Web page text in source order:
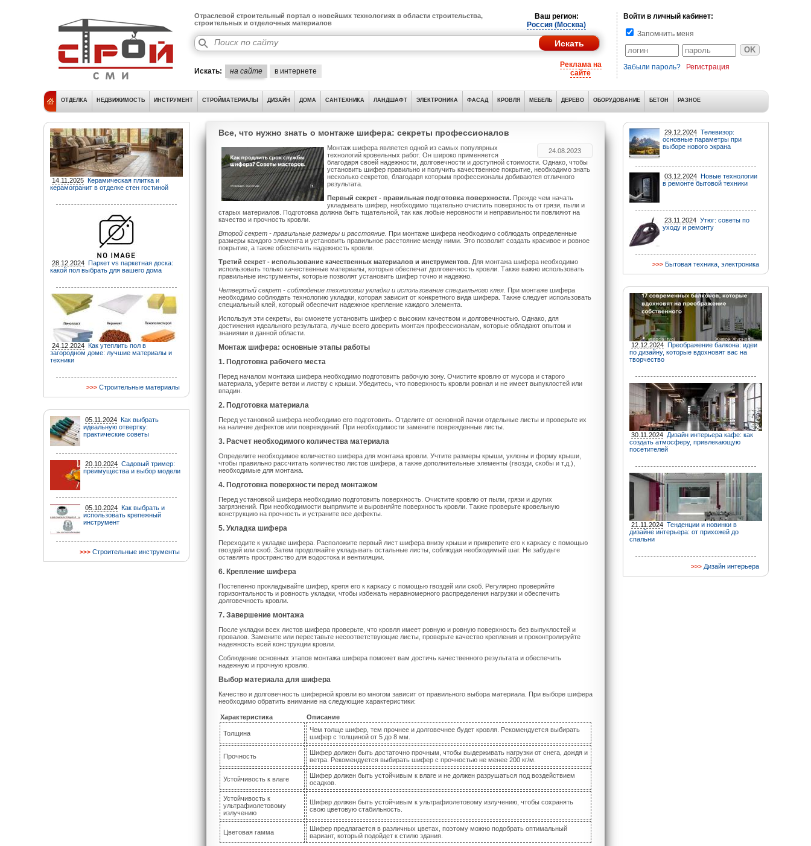
Отраслевой строительный портал о новейших технологиях в области строительства,
строительных и отделочных материалов
Ваш регион:
Россия (Москва)
Искать: на сайте в интернете
Реклама на
сайте
Войти в личный кабинет:
Запомнить меня
Забыли пароль? Регистрация
ОТДЕЛКА НЕДВИЖИМОСТЬ ИНСТРУМЕНТ СТРОЙМАТЕРИАЛЫ ДИЗАЙН ДОМА САНТЕХНИКА ЛАНДШАФТ ЭЛЕКТРОНИКА ФАСАД КРОВЛЯ МЕБЕЛЬ ДЕРЕВО ОБОРУДОВАНИЕ БЕТОН РАЗНОЕ
14.11.2025 Керамическая плитка и
керамогранит в отделке стен гостиной
28.12.2024 Паркет vs паркетная доска:
какой пол выбрать для вашего дома
24.12.2024 Как утеплить пол в
загородном доме: лучшие материалы и
техники
Строительные материалы
05.11.2024 Как выбрать
идеальную отвертку:
практические советы
20.10.2024 Садовый тример:
преимущества и выбор модели
05.10.2024 Как выбрать и
использовать крепежный
инструмент
Строительные инструменты
Все, что нужно знать о монтаже шифера: секреты профессионалов
24.08.2023
Монтаж шифера является одной из самых популярных
технологий кровельных работ. Он широко применяется
благодаря своей надежности, долговечности и доступной стоимости. Однако, чтобы
установить шифер правильно и получить качественное покрытие, необходимо знать
несколько секретов, благодаря которым профессионалы добиваются отличного
результата.
Первый секрет - правильная подготовка поверхности. Прежде чем начать
укладывать шифер, необходимо тщательно очистить поверхность от грязи, пыли и
старых материалов. Подготовка должна быть тщательной, так как любые неровности и неправильности повлияют на
качество и прочность кровли.
Второй секрет - правильные размеры и расстояние. При монтаже шифера необходимо соблюдать определенные
размеры каждого элемента и установить правильное расстояние между ними. Это позволит создать красивое и ровное
покрытие, а также обеспечить надежность кровли.
Третий секрет - использование качественных материалов и инструментов. Для монтажа шифера необходимо
использовать только качественные материалы, которые обеспечат долговечность кровли. Также важно использовать
правильные инструменты, которые позволят установить шифер точно и надежно.
Четвертый секрет - соблюдение технологии укладки и использование специального клея. При монтаже шифера
необходимо соблюдать технологию укладки, которая зависит от конкретного вида шифера. Также следует использовать
специальный клей, который обеспечит надежное крепление каждого элемента.
Используя эти секреты, вы сможете установить шифер с высоким качеством и долговечностью. Однако, для
достижения идеального результата, лучше всего доверить монтаж профессионалам, которые обладают опытом и
знаниями в данной области.
Монтаж шифера: основные этапы работы
1. Подготовка рабочего места
Перед началом монтажа шифера необходимо подготовить рабочую зону. Очистите кровлю от мусора и старого
материала, уберите ветви и листву с крыши. Убедитесь, что поверхность кровли ровная и не имеет выпуклостей или
впадин.
2. Подготовка материала
Перед установкой шифера необходимо его подготовить. Отделите от основной пачки отдельные листы и проверьте их
на наличие дефектов или повреждений. При необходимости замените поврежденные листы.
3. Расчет необходимого количества материала
Определите необходимое количество шифера для монтажа кровли. Учтите размеры крыши, уклоны и форму крыши,
чтобы правильно рассчитать количество листов шифера, а также дополнительные элементы (гвозди, скобы и т.д.),
необходимые для монтажа.
4. Подготовка поверхности перед монтажом
Перед установкой шифера необходимо подготовить поверхность. Очистите кровлю от пыли, грязи и других
загрязнений. При необходимости выпрямите и выровняйте поверхность кровли. Также проверьте кровельную
конструкцию на прочность и устраните все дефекты.
5. Укладка шифера
Переходите к укладке шифера. Расположите первый лист шифера внизу крыши и прикрепите его к каркасу с помощью
гвоздей или скоб. Затем продолжайте укладывать остальные листы, соблюдая необходимый шаг. Не забудьте
оставлять пространство для водостока и вентиляции.
6. Крепление шифера
Постепенно прокладывайте шифер, крепя его к каркасу с помощью гвоздей или скоб. Регулярно проверяйте
горизонтальность и ровность укладки, чтобы избежать неравномерного распределения нагрузки и обеспечить
долговечность кровли.
7. Завершение монтажа
После укладки всех листов шифера проверьте, что кровля имеет ровную и ровную поверхность без выпуклостей и
провалов. Замените или переставьте несоответствующие листы, проверьте качество крепления и проконтролируйте
надежность всей конструкции кровли.
Соблюдение основных этапов монтажа шифера поможет вам достичь качественного результата и обеспечить
надежную и прочную кровлю.
Выбор материала для шифера
Качество и долговечность шиферной кровли во многом зависит от правильного выбора материала. При выборе шифера
необходимо обратить внимание на следующие характеристики:
Характеристика Описание
Толщина
Чем толще шифер, тем прочнее и долговечнее будет кровля. Рекомендуется выбирать
шифер с толщиной от 5 до 8 мм.
Прочность
Шифер должен быть достаточно прочным, чтобы выдерживать нагрузки от снега, дождя и
ветра. Рекомендуется выбирать шифер с прочностью не менее 200 кг/м.
Устойчивость к влаге
Шифер должен быть устойчивым к влаге и не должен разрушаться под воздействием
осадков.
Устойчивость к
ультрафиолетовому
излучению
Шифер должен быть устойчивым к ультрафиолетовому излучению, чтобы сохранять
свою цветовую стабильность.
Цветовая гамма
Шифер предлагается в различных цветах, поэтому можно подобрать оптимальный
вариант, который подойдет к стилю здания.
29.12.2024 Телевизор:
основные параметры при
выборе нового экрана
03.12.2024 Новые технологии
в ремонте бытовой техники
23.11.2024 Утюг: советы по
уходу и ремонту
Бытовая техника, электроника
12.12.2024 Преображение балкона: идеи
по дизайну, которые вдохновят вас на
творчество
30.11.2024 Дизайн интерьера кафе: как
создать атмосферу, привлекающую
посетителей
21.11.2024 Тенденции и новинки в
дизайне интерьера: от прихожей до
спальни
Дизайн интерьера